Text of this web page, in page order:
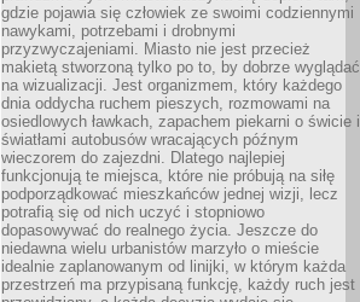
gdzie pojawia się człowiek ze swoimi codziennymi
nawykami, potrzebami i drobnymi
przyzwyczajeniami. Miasto nie jest przecież
makietą stworzoną tylko po to, by dobrze wyglądać
na wizualizacji. Jest organizmem, który każdego
dnia oddycha ruchem pieszych, rozmowami na
osiedlowych ławkach, zapachem piekarni o świcie i
światłami autobusów wracających późnym
wieczorem do zajezdni. Dlatego najlepiej
funkcjonują te miejsca, które nie próbują na siłę
podporządkować mieszkańców jednej wizji, lecz
potrafią się od nich uczyć i stopniowo
dopasowywać do realnego życia. Jeszcze do
niedawna wielu urbanistów marzyło o mieście
idealnie zaplanowanym od linijki, w którym każda
przestrzeń ma przypisaną funkcję, każdy ruch jest